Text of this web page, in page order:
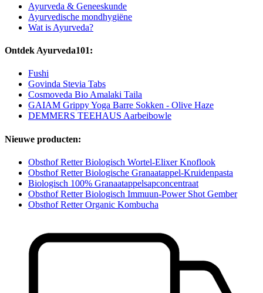
Ayurveda & Geneeskunde
Ayurvedische mondhygiëne
Wat is Ayurveda?
Ontdek Ayurveda101:
Fushi
Govinda Stevia Tabs
Cosmoveda Bio Amalaki Taila
GAIAM Grippy Yoga Barre Sokken - Olive Haze
DEMMERS TEEHAUS Aarbeibowle
Nieuwe producten:
Obsthof Retter Biologisch Wortel-Elixer Knoflook
Obsthof Retter Biologische Granaatappel-Kruidenpasta
Biologisch 100% Granaatappelsapconcentraat
Obsthof Retter Biologisch Immuun-Power Shot Gember
Obsthof Retter Organic Kombucha